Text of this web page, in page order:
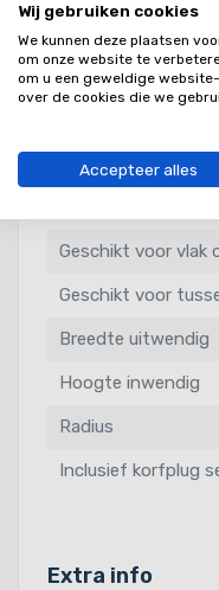
Lengte uitwendig
Model
Geschikt voor
Geschikt voor vlak
Geschikt voor
Breedte uitwendig
Hoogte inwendig
Radius
Inclusief korfplug
Extra info
Wij gebruiken cookies
We kunnen deze plaatsen
om onze website te
om u een geweldige
over de cookies die we
Accepteer alles